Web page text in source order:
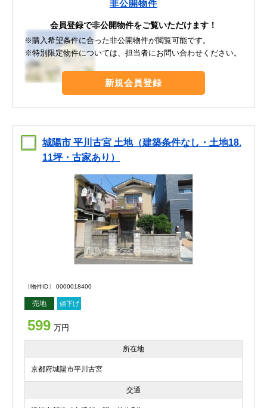
非公開物件
会員登録で非公開物件をご覧いただけます！
※購入希望条件に合った非公開物件が閲覧可能です。
※特別限定物件については、担当者にお問い合わせください。
新規会員登録
城陽市 平川古宮 土地（建築条件なし・土地18.
11坪・古家あり）
〔物件ID〕 0000018400
売地 値下げ
599 万円
所在地
京都府城陽市平川古宮
交通